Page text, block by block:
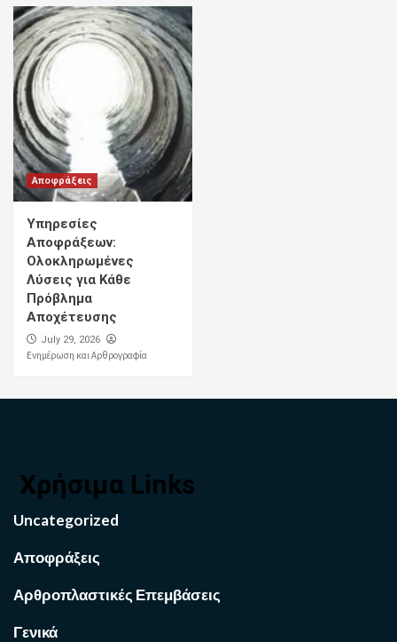
Αποφράξεις
Υπηρεσίες
Αποφράξεων:
Ολοκληρωμένες
Λύσεις για Κάθε
Πρόβλημα
Αποχέτευσης
July 29, 2026
Ενημέρωση και Αρθρογραφία
Χρήσιμα Links
Uncategorized
Αποφράξεις
Αρθροπλαστικές Επεμβάσεις
Γενικά